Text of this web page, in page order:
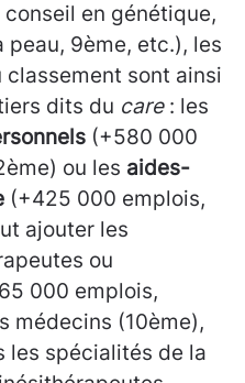
en génétique,
peau, 9ème, etc.), les
sont ainsi
dits du care : les
(+580 000
ou les aides-
(+425 000 emplois,
ajouter les
ou
000 emplois,
médecins (10ème),
les spécialités de la